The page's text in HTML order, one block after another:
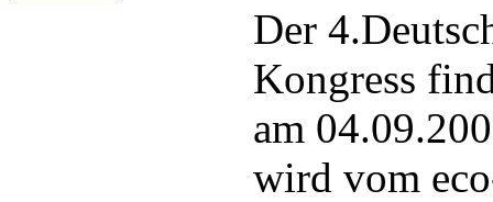
Der
Kongress
am
wird vom